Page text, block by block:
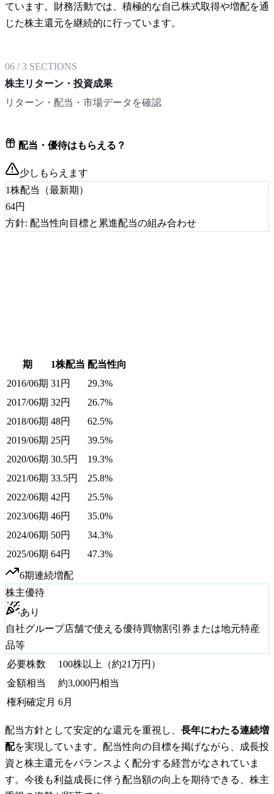
ています。財務活動では、積極的な自己株式取得や増配を通
じた株主還元を継続的に行っています。
06 /3 SECTIONS
株主リターン・投資成果
リターン・配当・市場データを確認
配当・優待はもらえる？
少しもらえます
1株配当（最新期）
64円
方針: 配当性向目標と累進配当の組み合わせ
期 1株配当 配当性向
2016/06期 31 円
29.3%
2017/06期 32円
26.7%
2018/06期 48円
62.5%
2019/06期 25円
39.5%
2020/06期 30.5円
19.3%
2021/06期 33.5円
25.8%
2022/06期 42円
25.5%
2023/06期 46円
35.0%
2024/06期 50円
34.3%
2025/06期 64円 47.3%
6期連続増配
株主優待
あり
自社グループ店舗で使える優待買物割引券または地元特産
品等
必要株数
100株以上
（約21万円）
金額相当
約3,000円相当
権利確定月 6月
配当方針として安定的な還元を重視し、 長年にわたる連続増
配を実現しています。配当性向の目標を掲げながら、成長投
資と株主還元をバランスよく配分する経営がなされていま
す。今後も利益成長に伴う配当額の向上を期待できる、株主